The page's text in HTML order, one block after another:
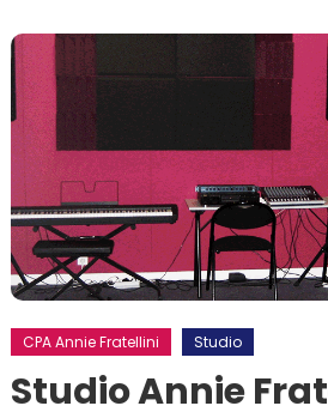
CPA Annie Fratellini Studio
Studio Annie